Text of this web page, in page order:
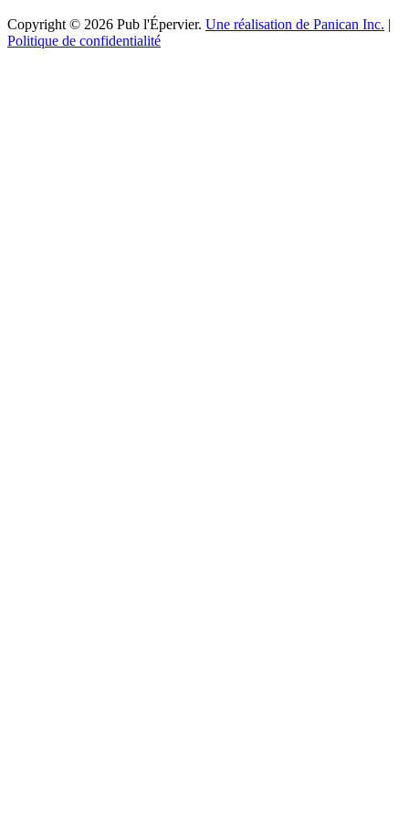
Copyright © 2026 Pub l'Épervier. Une réalisation de Panican Inc. |
Politique de confidentialité